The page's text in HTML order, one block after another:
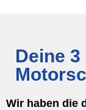
Deine
Wir haben die